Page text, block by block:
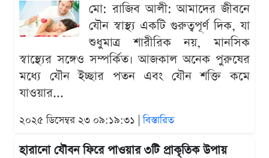
মো: রাজিব আলী: আমাদের জীবনে
যৌন স্বাস্থ্য একটি গুরুত্বপূর্ণ দিক, যা
শুধুমাত্র শারীরিক নয়, মানসিক
স্বাস্থ্যের সঙ্গেও সম্পর্কিত। আজকাল অনেক পুরুষের
মধ্যে যৌন ইচ্ছার পতন এবং যৌন শক্তি কমে
যাওয়ার...
২০২৫ ডিসেম্বর ২৩ ০৯:১৯:৩১ |বিস্তারিত
হারানো যৌবন ফিরে পাওয়ার ৩টি প্রাকৃতিক উপায়